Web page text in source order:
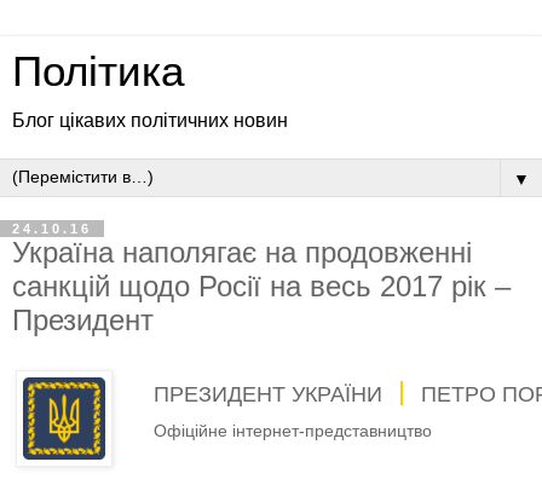
Політика
Блог цікавих політичних новин
▼
24.10.16
Україна наполягає на продовженні
санкцій щодо Росії на весь 2017 рік –
Президент
ПРЕЗИДЕНТ УКРАЇНИ ПЕТРО
Офіційне інтернет-представництво